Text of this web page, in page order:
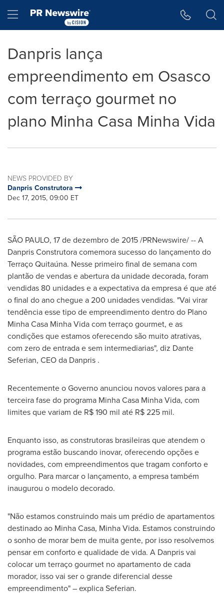
Hamburger menu
Danpris lança
empreendimento em Osasco
com terraço gourmet no
plano Minha Casa Minha Vida
NEWS PROVIDED BY
Danpris Construtora
Dec 17, 2015, 09:00 ET
SÃO PAULO, 17 de dezembro de 2015 /PRNewswire/ -- A
Danpris Construtora comemora sucesso do lançamento do
Terraço Quitaúna. Nesse primeiro final de semana com
plantão de vendas e abertura da unidade decorada, foram
vendidas 80 unidades e a expectativa da empresa é que até
o final do ano chegue a 200 unidades vendidas. "Vai virar
tendência esse tipo de empreendimento dentro do Plano
Minha Casa Minha Vida com terraço gourmet, e as
condições que estamos oferecendo são muito atrativas,
com zero de entrada e sem intermediarias", diz Dante
Seferian, CEO da Danpris .
Recentemente o Governo anunciou novos valores para a
terceira fase do programa Minha Casa Minha Vida, com
limites que variam de R$ 190 mil até R$ 225 mil.
Enquanto isso, as construtoras brasileiras que atendem o
programa estão buscando inovar, oferecendo opções e
novidades, com empreendimentos que tragam conforto e
orgulho. Para marcar o lançamento, a empresa também
inaugurou o modelo decorado.
"Não estamos construindo mais um prédio de apartamentos
destinado ao Minha Casa, Minha Vida. Estamos construindo
o sonho de morar bem de muita gente, por isso resolvemos
pensar em conforto e qualidade de vida. A Danpris vai
colocar um terraço gourmet no apartamento de cada
morador, isso vai ser o grande diferencial desse
empreendimento" – explica Seferian.